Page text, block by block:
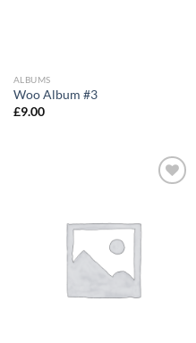
ALBUMS
Woo Album #3
£9.00